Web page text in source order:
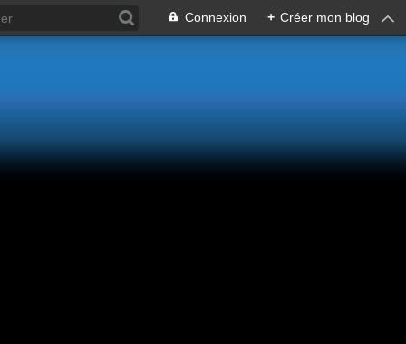
Connexion + Créer mon blog